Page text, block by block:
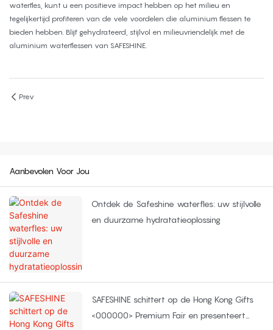
waterfles, kunt u een positieve impact hebben op het milieu en
tegelijkertijd profiteren van de vele voordelen die aluminium flessen te
bieden hebben. Blijf gehydrateerd, stijlvol en milieuvriendelijk met de
aluminium waterflessen van SAFESHINE.
Prev
Aanbevolen Voor Jou
Ontdek de Safeshine waterfles: uw stijlvolle
en duurzame hydratatieoplossing
SAFESHINE schittert op de Hong Kong Gifts
<000000> Premium Fair en presenteert